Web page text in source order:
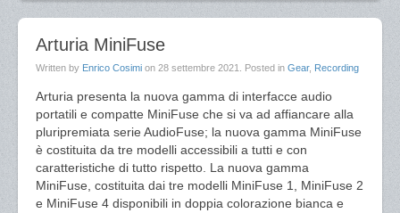
Arturia MiniFuse
Written by Enrico Cosimi on 28 settembre 2021 . Posted in Gear, Recording
Arturia presenta la nuova gamma di interfacce audio
portatili e compatte MiniFuse che si va ad affiancare alla
pluripremiata serie AudioFuse; la nuova gamma MiniFuse
è costituita da tre modelli accessibili a tutti e con
caratteristiche di tutto rispetto. La nuova gamma
MiniFuse, costituita dai tre modelli MiniFuse 1, MiniFuse 2
e MiniFuse 4 disponibili in doppia colorazione bianca e